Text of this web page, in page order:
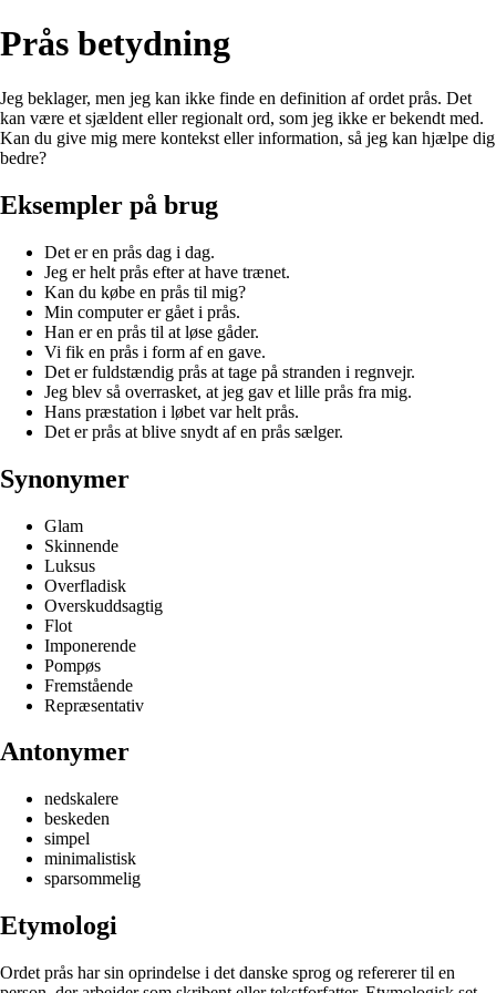
Prås betydning
Jeg beklager, men jeg kan ikke finde en definition af ordet prås. Det
kan være et sjældent eller regionalt ord, som jeg ikke er bekendt med.
Kan du give mig mere kontekst eller information, så jeg kan hjælpe dig
bedre?
Eksempler på brug
Det er en prås dag i dag.
Jeg er helt prås efter at have trænet.
Kan du købe en prås til mig?
Min computer er gået i prås.
Han er en prås til at løse gåder.
Vi fik en prås i form af en gave.
Det er fuldstændig prås at tage på stranden i regnvejr.
Jeg blev så overrasket, at jeg gav et lille prås fra mig.
Hans præstation i løbet var helt prås.
Det er prås at blive snydt af en prås sælger.
Synonymer
Glam
Skinnende
Luksus
Overfladisk
Overskuddsagtig
Flot
Imponerende
Pompøs
Fremstående
Repræsentativ
Antonymer
nedskalere
beskeden
simpel
minimalistisk
sparsommelig
Etymologi
Ordet prås har sin oprindelse i det danske sprog og refererer til en